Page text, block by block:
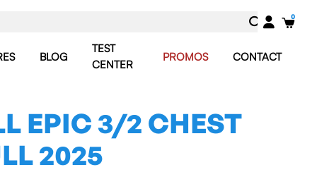
BLOG
TEST
CENTER
PROMOS CONTACT
EPIC 3/2 CHEST
2025